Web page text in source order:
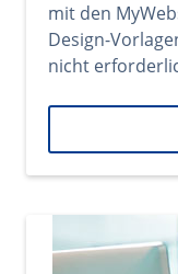
mit den
Design-
nicht